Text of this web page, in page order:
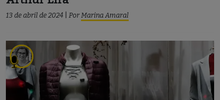
13 de abril de 2024 PorMarina Amaral